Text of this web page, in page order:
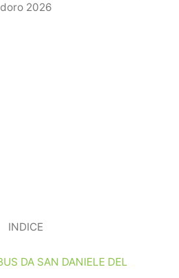
2026
INDICE
DA SAN DANIELE DEL